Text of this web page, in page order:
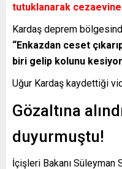
tutuklanarak
Kardaş deprem
“Enkazdan ceset
biri gelip kolunu kesiyor,
Uğur Kardaş kaydettiği
Gözaltına
duyurmuştu!
İçişleri Bakanı Süleyman